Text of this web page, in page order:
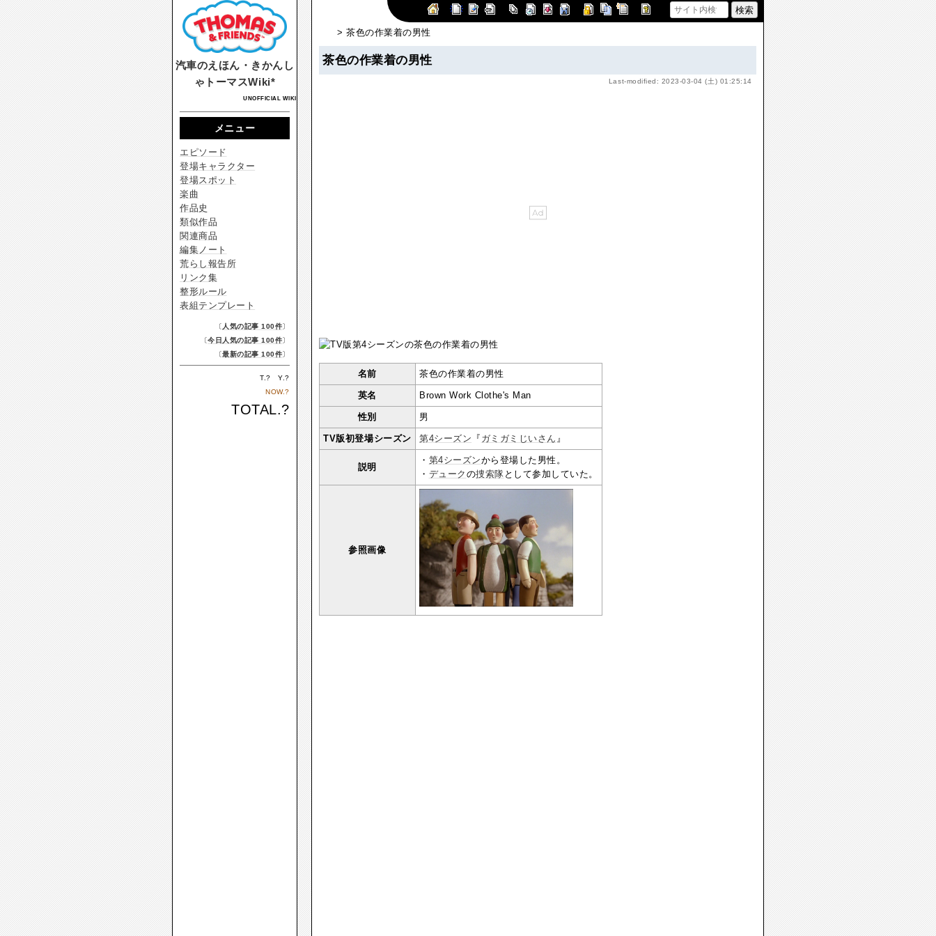
汽車のえほん・きかんし
ゃトーマスWiki*
UNOFFICIAL WIKI
> 茶色の作業着の男性
茶色の作業着の男性
Last-modified: 2023-03-04 (土) 01:25:14
名前 茶色の作業着の男性
英名 Brown Work Clothe's Man
性別 男
TV版初登場シーズン 第4シーズン 『 ガミガミじいさん 』
説明
・ 第4シーズンから登場した男性。
・ デューク の捜索隊 として参加していた。
参照画像
メニュー
エピソード
登場キャラクター
登場スポット
楽曲
作品史
類似作品
関連商品
編集ノート
荒らし報告所
リンク集
整形ルール
表組テンプレート
〔 人気の記事 100件〕
〔今日人気の記事 100件〕
〔最新の記事 100件〕
T.? Y.?
NOW.?
TOTAL.?